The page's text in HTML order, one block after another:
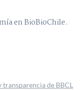
en BioBioChile.
transparencia de BBCL